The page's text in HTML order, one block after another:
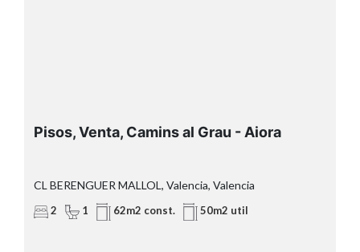
Pisos, Venta, Camins al Grau - Aiora
CL BERENGUER MALLOL, Valencia, Valencia
2 1 62m2 const. 50m2 util